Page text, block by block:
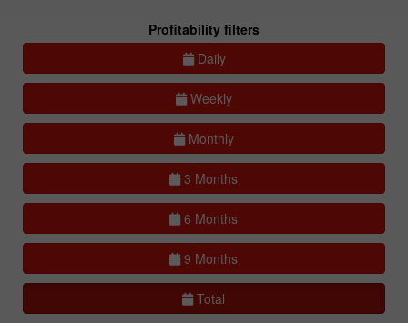
Profitability filters
Daily
Weekly
Monthly
3 Months
6 Months
9 Months
Total